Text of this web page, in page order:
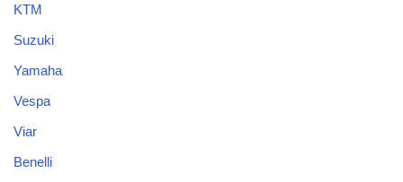
KTM
Suzuki
Yamaha
Vespa
Viar
Benelli